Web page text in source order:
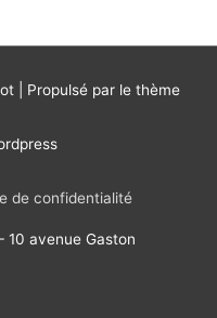
| Propulsé par le thème
de confidentialité
10 avenue Gaston